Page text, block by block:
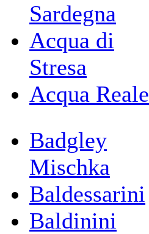
Sardegna
Acqua di
Stresa
Acqua Reale
Badgley
Mischka
Baldessarini
Baldinini